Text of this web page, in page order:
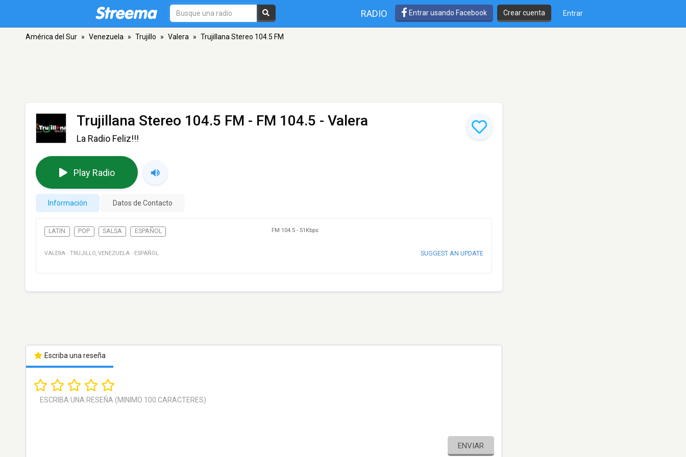
RADIO Entrar usando Facebook Crear cuenta Entrar
América del Sur » Venezuela » Trujillo » Valera » Trujillana Stereo 104.5 FM
Trujillana Stereo 104.5 FM - FM 104.5 - Valera
La Radio Feliz!!!
Play Radio
Información Datos de Contacto
LATIN POP SALSA ESPAÑOL FM 104.5 - 51Kbps
VALERA · TRUJILLO, VENEZUELA · ESPAÑOL SUGGEST AN UPDATE
Escriba una reseña
ENVIAR